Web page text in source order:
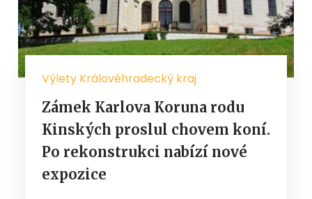
Výlety Královéhradecký kraj
Zámek Karlova Koruna rodu
Kinských proslul chovem koní.
Po rekonstrukci nabízí nové
expozice